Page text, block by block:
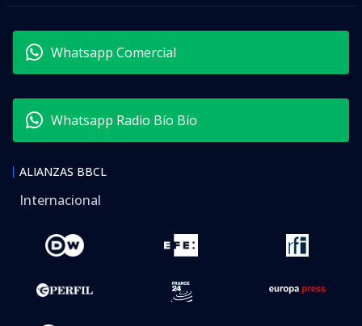
Whatsapp Comercial
Whatsapp Radio Bío Bío
ALIANZAS BBCL
Internacional